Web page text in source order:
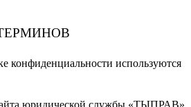
конфиденциальности используются